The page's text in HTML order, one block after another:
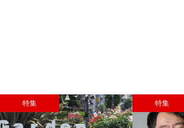
特集 特集